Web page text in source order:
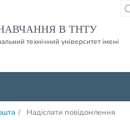
В ТНТУ
технічний університет імені
/ Надіслати повідомлення